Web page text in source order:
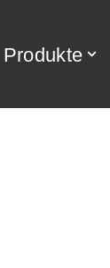
Produkte